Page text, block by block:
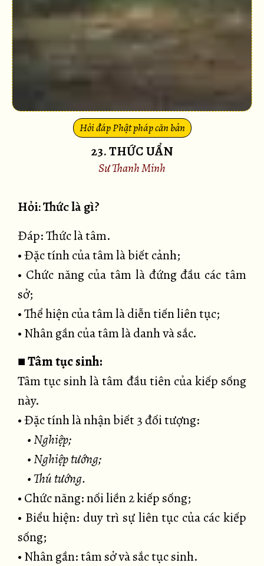
Hỏi đáp Phật pháp căn bản
23. THỨC UẨN
Sư Thanh Minh
Hỏi: Thức là gì?
Đáp: Thức là tâm.
• Đặc tính của tâm là biết cảnh;
• Chức năng của tâm là đứng đầu các tâm
sở;
• Thể hiện của tâm là diễn tiến liên tục;
• Nhân gần của tâm là danh và sắc.
■Tâm tục sinh:
Tâm tục sinh là tâm đầu tiên của kiếp sống
này.
• Đặc tính là nhận biết 3 đối tượng:
• Nghiệp;
• Nghiệp tướng;
• Thú tướng.
• Chức năng: nối liền 2 kiếp sống;
• Biểu hiện: duy trì sự liên tục của các kiếp
sống;
• Nhân gần: tâm sở và sắc tục sinh.